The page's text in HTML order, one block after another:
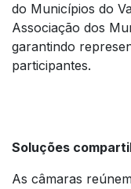
do Municípios do
Associação dos
garantindo
participantes.
Soluções
As câmaras